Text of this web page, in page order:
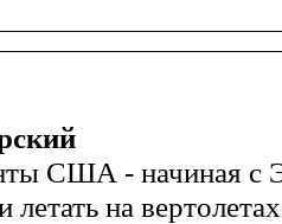
США - начиная с
летать на